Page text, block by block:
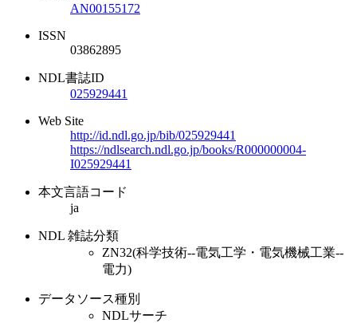
AN00155172
ISSN
03862895
NDL書誌ID
025929441
Web Site
http://id.ndl.go.jp/bib/025929441
https://ndlsearch.ndl.go.jp/books/R000000004-
I025929441
本文言語コード
ja
NDL 雑誌分類
ZN32(科学技術--電気工学・電気機械工業--
電力)
データソース種別
NDLサーチ